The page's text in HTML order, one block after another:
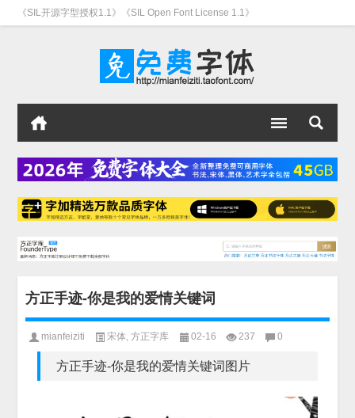
《SIL开源字型授权1.1》《SIL Open Font License 1.1》
方正手迹-你是我的爱情关键词
mianfeiziti 宋体,方正字库 02-16 237 0
方正手迹-你是我的爱情关键词图片